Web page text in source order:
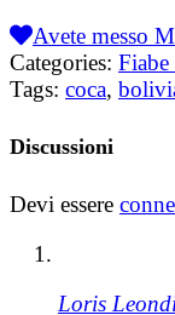
Avete messo
Categories: Fiabe
Tags: coca,
Discussioni
Devi essere
Loris